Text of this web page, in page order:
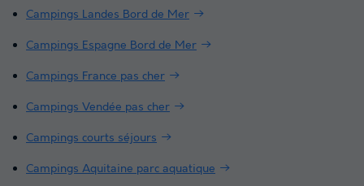
Campings Landes Bord de Mer
Campings Espagne Bord de Mer
Campings France pas cher
Campings Vendée pas cher
Campings courts séjours
Campings Aquitaine parc aquatique